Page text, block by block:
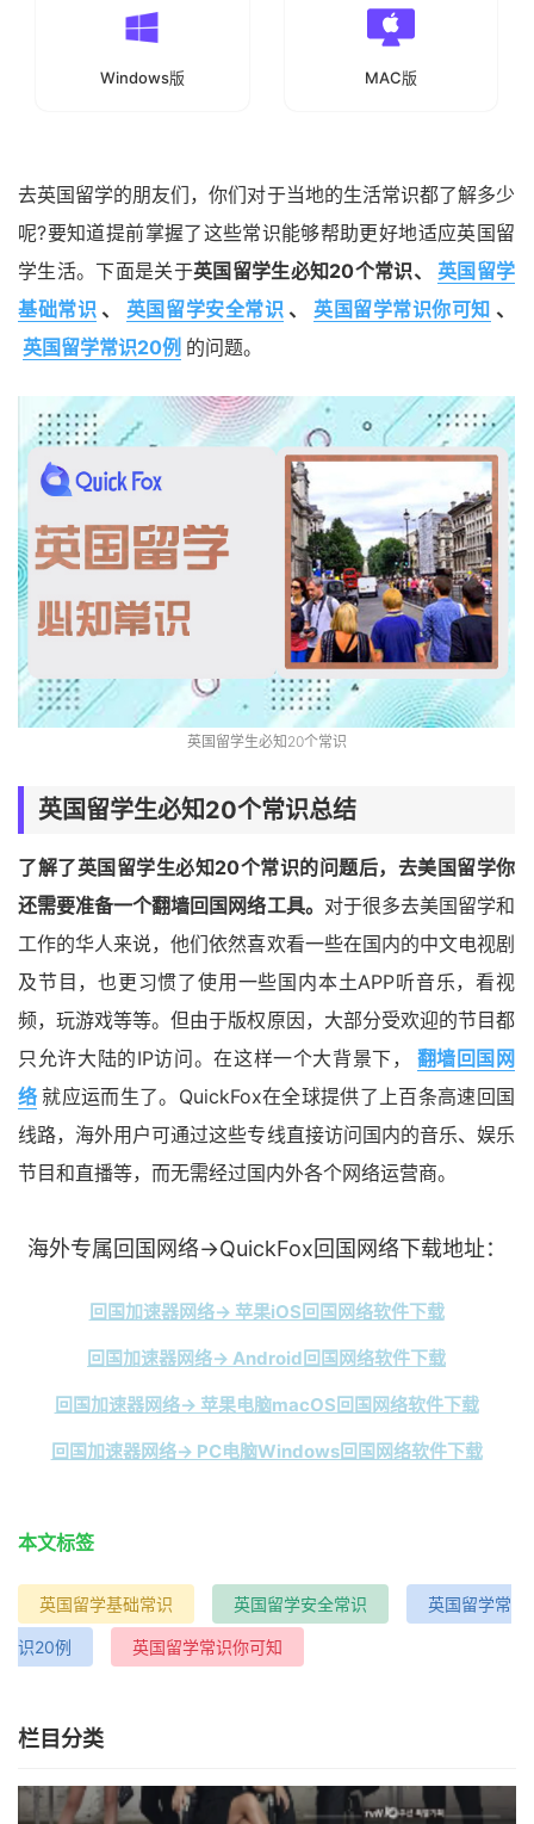
Windows版 MAC版
去英国留学的朋友们，你们对于当地的生活常识都了解多少
呢?要知道提前掌握了这些常识能够帮助更好地适应英国留
学生活。下面是关于英国留学生必知20个常识、
英国留学
基础常识 、 英国留学安全常识 、 英国留学常识你可知 、
英国留学常识20例 的问题。
英国留学生必知20个常识
英国留学生必知20个常识总结
了解了英国留学生必知20个常识的问题后，去美国留学你
还需要准备一个翻墙回国网络工具。 对于很多去美国留学和
工作的华人来说，他们依然喜欢看一些在国内的中文电视剧
及节目，也更习惯了使用一些国内本土APP听音乐，看视
频，玩游戏等等。但由于版权原因，大部分受欢迎的节目都
只允许大陆的IP访问。在这样一个大背景下，
翻墙回国网
络 就应运而生了。QuickFox在全球提供了上百条高速回国
线路，海外用户可通过这些专线直接访问国内的音乐、娱乐
节目和直播等，而无需经过国内外各个网络运营商。
海外专属回国网络→QuickFox回国网络下载地址：
回国加速器网络→ 苹果iOS回国网络软件下载
回国加速器网络→ Android回国网络软件下载
回国加速器网络→ 苹果电脑macOS回国网络软件下载
回国加速器网络→ PC电脑Windows回国网络软件下载
本文标签
英国留学基础常识 英国留学安全常识 英国留学常
识20例 英国留学常识你可知
栏目分类